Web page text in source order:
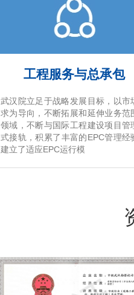
工程服务与总承包
武汉院立足于战略发展目标，以市
求为导向，不断拓展和延伸业务范
领域，不断与国际工程建设项目管
式接轨，积累了丰富的EPC管理经
建立了适应EPC运行模